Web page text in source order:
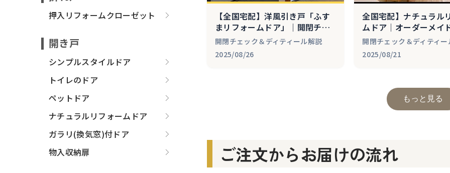
【全国宅配】洋風引き戸「ふす
まリフォームドア」｜開閉チェ
ック＆ディティール解説
開閉チェック＆ディティール解説
2025/08/26
全国宅配】ナチュラル
ムドア｜オーダーメイ
アの開閉チェック＆デ
ル紹介
開閉チェック＆ディティ
2025/08/21
もっと見る
ご注文からお届けの流れ
押入リフォームクローゼット
開き戸
シンプルスタイルドア
トイレのドア
ペットドア
ナチュラルリフォームドア
ガラリ(換気窓)付ドア
物入収納扉